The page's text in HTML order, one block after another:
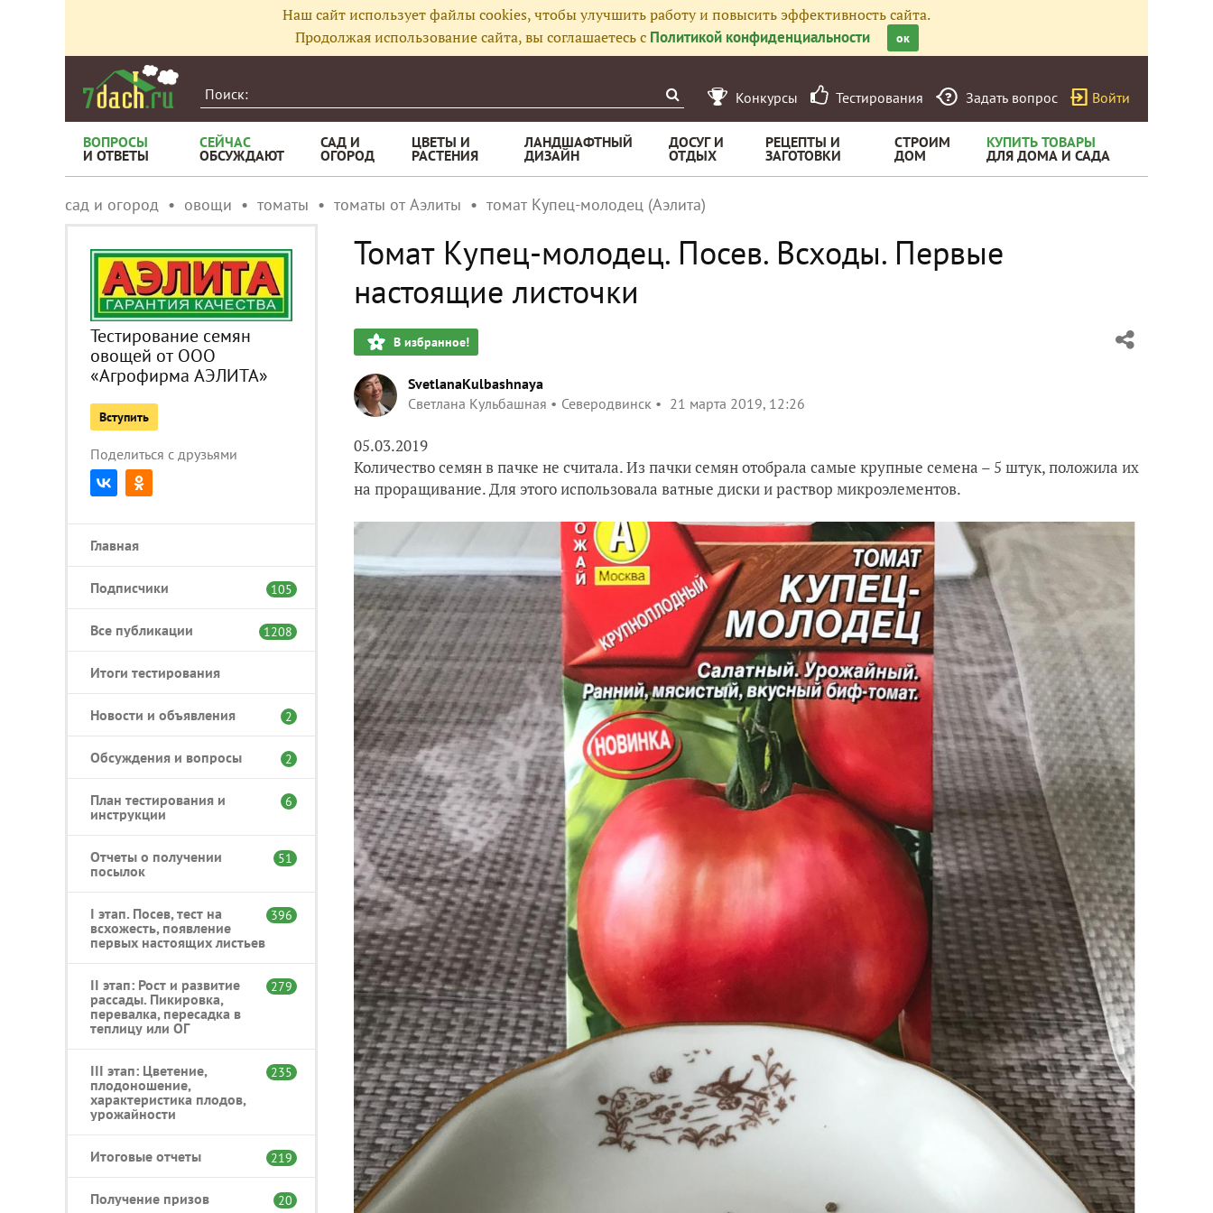
Наш сайт использует файлы cookies, чтобы улучшить работу и повысить эффективность сайта.
Продолжая использование сайта, вы соглашаетесь с Политикой конфиденциальности ок
Конкурсы Тестирования Задать вопрос Войти
ВОПРОСЫ
И ОТВЕТЫ
СЕЙЧАС
ОБСУЖДАЮТ
САД И
ОГОРОД
ЦВЕТЫ И
РАСТЕНИЯ
ЛАНДШАФТНЫЙ
ДИЗАЙН
ДОСУГ И
ОТДЫХ
РЕЦЕПТЫ И
ЗАГОТОВКИ
СТРОИМ
ДОМ
КУПИТЬ ТОВАРЫ
ДЛЯ ДОМА И САДА
сад и огород овощи томаты томаты от Аэлиты томат Купец-молодец (Аэлита)
Тестирование семян
овощей от ООО
«Агрофирма АЭЛИТА»
Вступить
Поделиться с друзьями
Главная
Подписчики 105
Все публикации 1208
Итоги тестирования
Новости и объявления 2
Обсуждения и вопросы 2
План тестирования и
инструкции
6
Отчеты о получении
посылок
51
I этап. Посев, тест на
всхожесть, появление
первых настоящих листьев
396
II этап: Рост и развитие
рассады. Пикировка,
перевалка, пересадка в
теплицу или ОГ
279
III этап: Цветение,
плодоношение,
характеристика плодов,
урожайности
235
Итоговые отчеты 219
Получение призов 20
Томат Купец-молодец. Посев. Всходы. Первые
настоящие листочки
В избранное!
SvetlanaKulbashnaya
Светлана Кульбашная
Северодвинск 21 марта 2019, 12:26
05.03.2019
Количество семян в пачке не считала. Из пачки семян отобрала самые крупные семена – 5 штук, положила их
на проращивание. Для этого использовала ватные диски и раствор микроэлементов.